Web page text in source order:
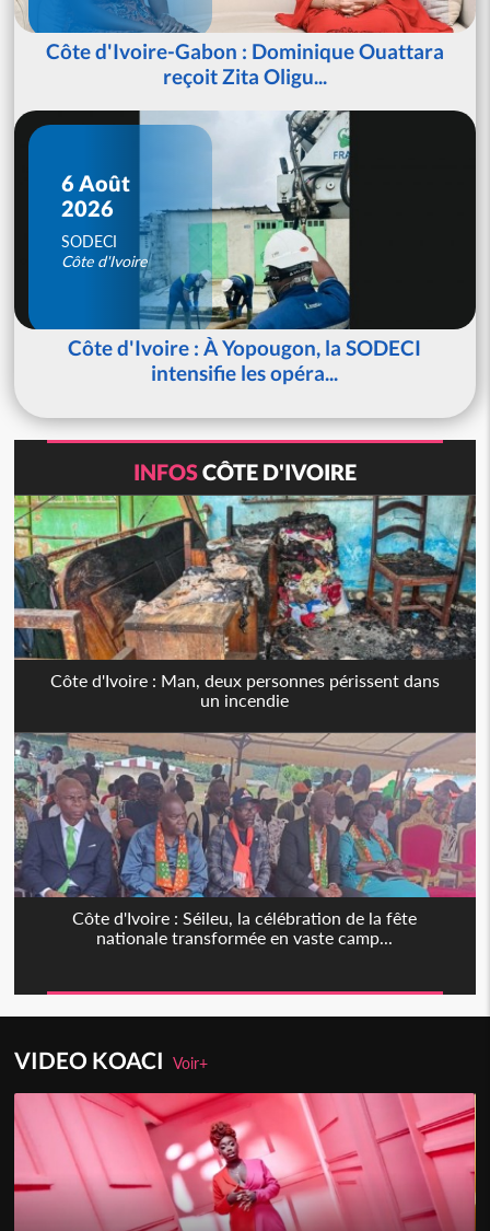
Côte d'Ivoire-Gabon : Dominique Ouattara
reçoit Zita Oligu...
6 Août
2026
SODECI
Côte d'Ivoire
Côte d'Ivoire : À Yopougon, la SODECI
intensifie les opéra...
INFOSCÔTE D'IVOIRE
Côte d'Ivoire : Man, deux personnes périssent dans
un incendie
Côte d'Ivoire : Séileu, la célébration de la fête
nationale transformée en vaste camp...
VIDEO KOACIVoir+